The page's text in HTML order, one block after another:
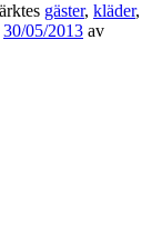
gäster, kläder,
30/05/2013 av